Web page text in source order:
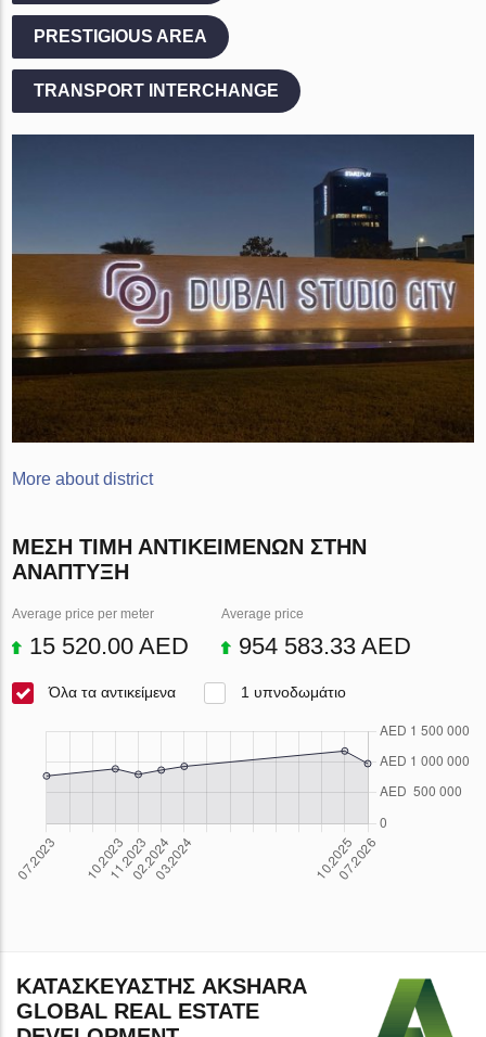
PRESTIGIOUS AREA
TRANSPORT INTERCHANGE
More about district
ΜΈΣΗ ΤΙΜΉ ΑΝΤΙΚΕΙΜΈΝΩΝ ΣΤΗΝ
ΑΝΆΠΤΥΞΗ
Average price per meter
15 520.00 AED
Average price
954 583.33 AED
Όλα τα αντικείμενα 1 υπνοδωμάτιο
ΚΑΤΑΣΚΕΥΑΣΤΉΣ AKSHARA
GLOBAL REAL ESTATE